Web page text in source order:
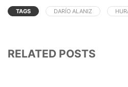
TAGS DARÍO ALANIZ
RELATED POSTS